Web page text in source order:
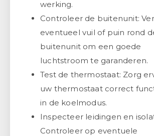
werking.
Controleer de buitenunit:
eventueel vuil of puin rond
buitenunit om een goede
luchtstroom te garanderen.
Test de thermostaat: Zorg
uw thermostaat correct
in de koelmodus.
Inspecteer leidingen en
Controleer op eventuele